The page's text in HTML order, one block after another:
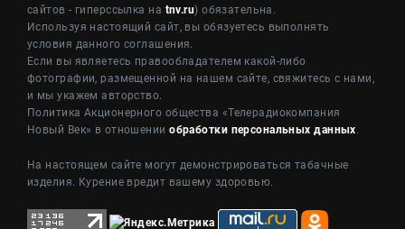
сайтов - гиперссылка на tnv.ru) обязательна.
Используя настоящий сайт, вы обязуетесь выполнять
условия данного соглашения.
Если вы являетесь правообладателем какой-либо
фотографии, размещенной на нашем сайте, свяжитесь с нами,
и мы укажем авторство.
Политика Акционерного общества «Телерадиокомпания
Новый Век» в отношенииобработки персональных данных.
На настоящем сайте могут демонстрироваться табачные
изделия. Курение вредит вашему здоровью.